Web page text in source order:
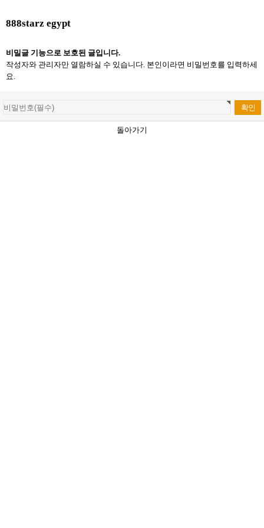
888starz egypt
비밀글 기능으로 보호된 글입니다.
작성자와 관리자만 열람하실 수 있습니다. 본인이라면 비밀번호를 입력하세
요.
돌아가기